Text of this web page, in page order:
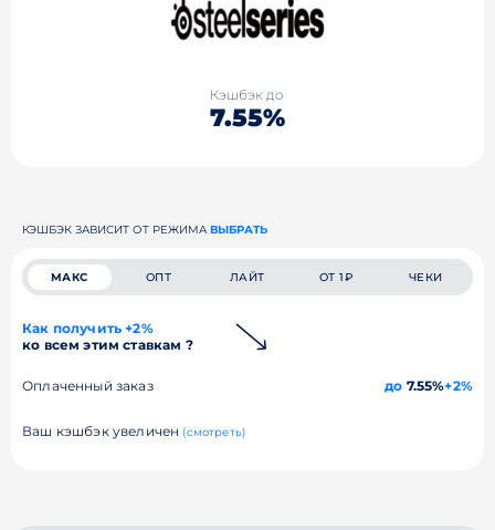
Кэшбэк до
7.55%
КЭШБЭК ЗАВИСИТ ОТ РЕЖИМА ВЫБРАТЬ
МАКС ОПТ ЛАЙТ ОТ 1₽ ЧЕКИ
Как получить +2%
ко всем этим ставкам ?
Оплаченный заказ до 7.55%+2%
Ваш кэшбэк увеличен (смотреть)